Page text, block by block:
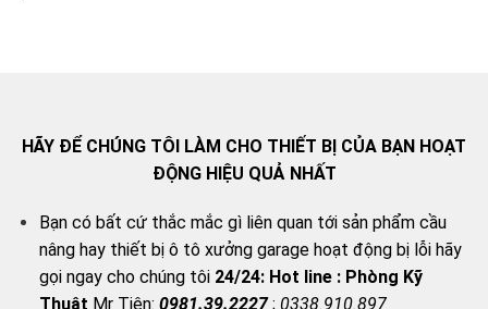
HÃY ĐỂ CHÚNG TÔI LÀM CHO THIẾT BỊ CỦA BẠN HOẠT
ĐỘNG HIỆU QUẢ NHẤT
Bạn có bất cứ thắc mắc gì liên quan tới sản phẩm cầu
nâng hay thiết bị ô tô xưởng garage hoạt động bị lỗi hãy
gọi ngay cho chúng tôi 24/24: Hot line : Phòng Kỹ
Thuật Mr Tiên: 0981.39.2227; 0338.910.897